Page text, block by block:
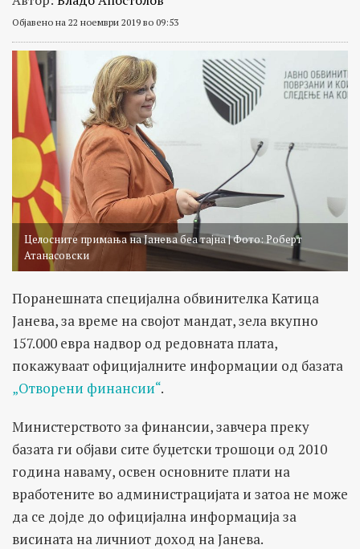
Објавено на 22 ноември 2019 во 09:53
Целосните примања на Јанева беа тајна | Фото: Роберт
Атанасовски
Поранешната специјална обвинителка Катица
Јанева, за време на својот мандат, зела вкупно
157.000 евра надвор од редовната плата,
покажуваат официјалните информации од базата
„Отворени финансии“.
Министерството за финансии, завчера преку
базата ги објави сите буџетски трошоци од 2010
година наваму, освен основните плати на
вработените во администрацијата и затоа не може
да се дојде до официјална информација за
висината на личниот доход на Јанева.